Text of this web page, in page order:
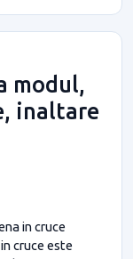
modul,
inaltare
in cruce
cruce este